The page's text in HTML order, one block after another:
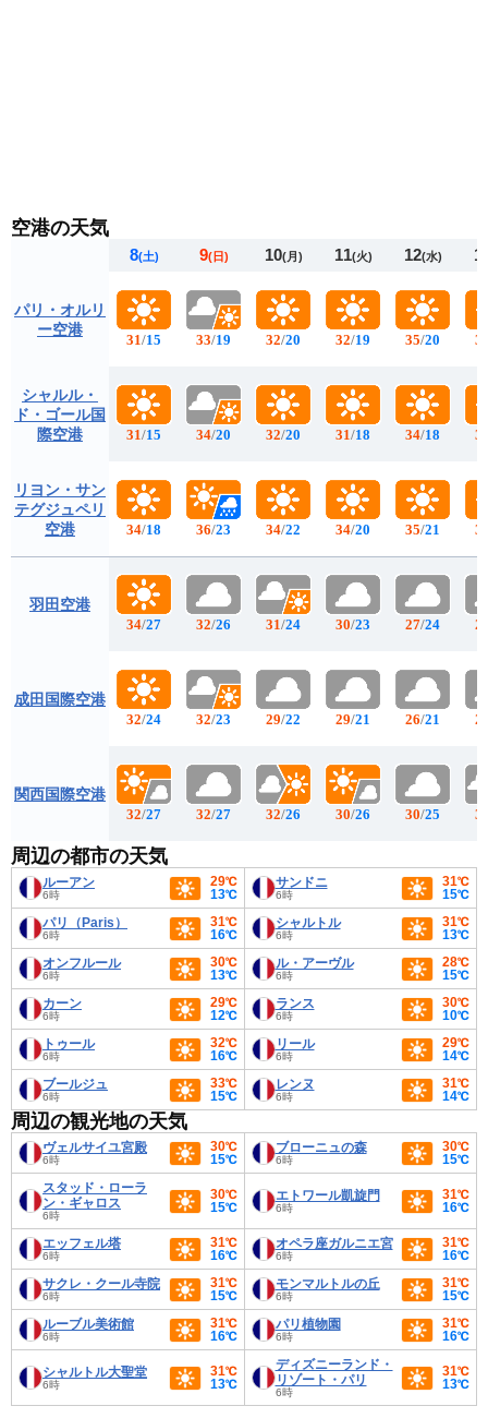
空港の天気
パリ・オルリ
ー空港
シャルル・
ド・ゴール国
際空港
リヨン・サン
テグジュペリ
空港
羽田空港
成田国際空港
関西国際空港
8(土)
31/15
31/15
34/18
34/27
32/24
32/27
9(日)
33/19
34/20
36/23
32/26
32/23
32/27
10(月)
32/20
32/20
34/22
31/24
29/22
32/26
11(火)
32/19
31/18
34/20
30/23
29/21
30/26
12(水)
35/20
34/18
35/21
27/24
26/21
30/25
周辺の都市の天気
ルーアン
6時
29℃
13℃
サンドニ
6時
31℃
15℃
パリ（Paris）
6時
31℃
16℃
シャルトル
6時
31℃
13℃
オンフルール
6時
30℃
13℃
ル・アーヴル
6時
28℃
15℃
カーン
6時
29℃
12℃
ランス
6時
30℃
10℃
トゥール
6時
32℃
16℃
リール
6時
29℃
14℃
ブールジュ
6時
33℃
15℃
レンヌ
6時
31℃
14℃
周辺の観光地の天気
ヴェルサイユ宮殿
6時
30℃
15℃
ブローニュの森
6時
30℃
15℃
スタッド・ローラ
ン・ギャロス
6時
30℃
15℃
エトワール凱旋門
6時
31℃
16℃
エッフェル塔
6時
31℃
16℃
オペラ座ガルニエ宮
6時
31℃
16℃
サクレ・クール寺院
6時
31℃
15℃
モンマルトルの丘
6時
31℃
15℃
ルーブル美術館
6時
31℃
16℃
パリ植物園
6時
31℃
16℃
シャルトル大聖堂
6時
31℃
13℃
ディズニーランド・
リゾート・パリ
6時
31℃
13℃